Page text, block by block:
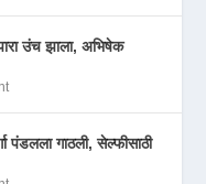
उंच झाला, अभिषेक
पंडलला गाठली, सेल्फीसाठी